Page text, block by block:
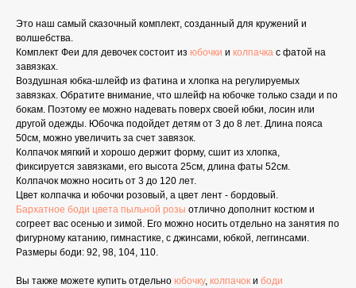
Это наш самый сказочный комплект, созданный для кружений и
волшебства.
Комплект Феи для девочек состоит из юбочки и колпачка с фатой на
завязках.
Воздушная юбка-шлейф из фатина и хлопка на регулируемых
завязках. Обратите внимание, что шлейф на юбочке только сзади и по
бокам. Поэтому ее можно надевать поверх своей юбки, лосин или
другой одежды. Юбочка подойдет детям от 3 до 8 лет. Длина пояса
50см, можно увеличить за счет завязок.
Колпачок мягкий и хорошо держит форму, сшит из хлопка,
фиксируется завязками, его высота 25см, длина фаты 52см.
Колпачок можно носить от 3 до 120 лет.
Цвет колпачка и юбочки розовый, а цвет лент - бордовый.
Бархатное боди цвета пыльной розы отлично дополнит костюм и
согреет вас осенью и зимой. Его можно носить отдельно на занятия по
фигурному катанию, гимнастике, с джинсами, юбкой, леггинсами.
Размеры боди: 92, 98, 104, 110.
Вы также можете купить отдельно юбочку, колпачок и боди